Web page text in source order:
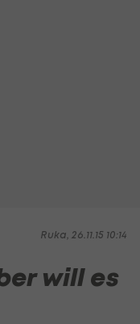
Ruka, 26.11.15 10:14
will es